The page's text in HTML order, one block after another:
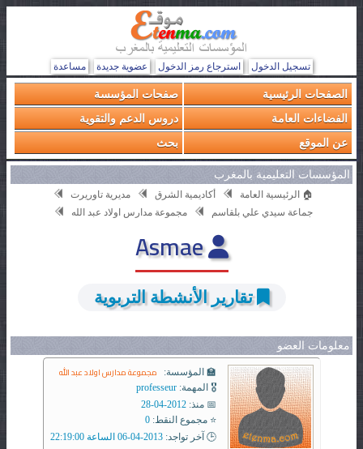
تسجيل الدخول استرجاع رمز الدخول عضوية جديدة مساعدة
الصفحات الرئيسية
صفحات المؤسسة
الفضاءات العامة
دروس الدعم والتقوية
عن الموقع
بحث
المؤسسات التعليمية بالمغرب
🏠 الرئيسية العامة أكاديمية الشرق
مديرية تاوريرت
جماعة سيدي علي بلقاسم
مجموعة مدارس اولاد عبد الله
Asmae
تقارير الأنشطة التربوية
معلومات العضو
🏫 المؤسسة: مجموعة مدارس اولاد عبد الله
🎖️ المهمة: professeur
📅 منذ: 2012-04-28
⭐ مجموع النقط: 0
🕒 آخر تواجد: 2013-04-06 الساعة 22:19:00